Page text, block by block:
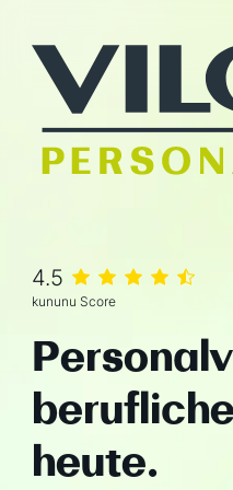
4.5
kununu Score
heute.